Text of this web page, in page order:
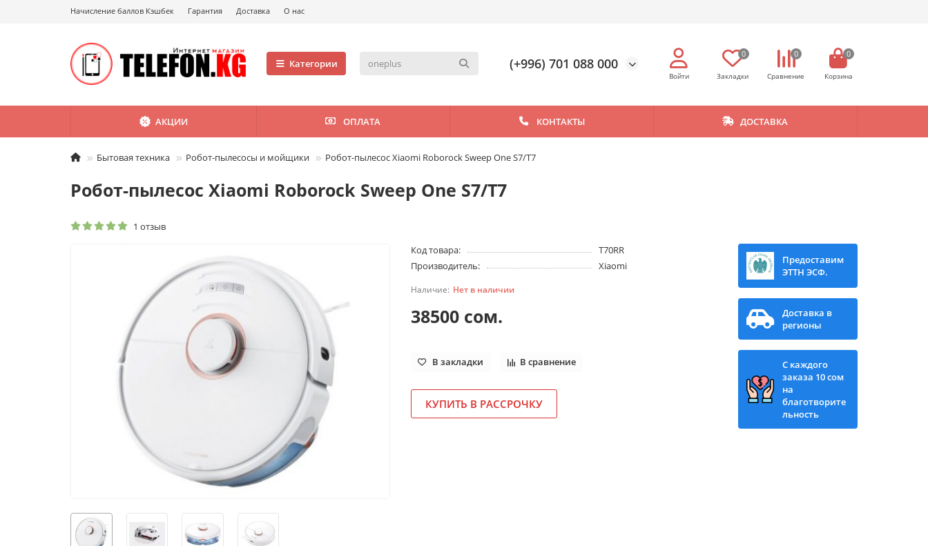
Начисление баллов Кэшбек Гарантия Доставка О нас
Категории (+996) 701 088 000
0 0 0
АКЦИИ ОПЛАТА КОНТАКТЫ ДОСТАВКА
Бытовая техника Робот-пылесосы и мойщики Робот-пылесос Xiaomi Roborock Sweep One S7/T7
Робот-пылесос Xiaomi Roborock Sweep One S7/T7
1 отзыв
Код товара:
T70RR
Производитель:
Xiaomi
Нет в наличии
38500 сом.
В закладки В сравнение
КУПИТЬ В РАССРОЧКУ
Предоставим
ЭТТН ЭСФ.
Доставка в
регионы
С каждого
заказа 10 сом
на
благотворите
льность